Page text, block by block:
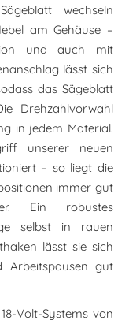
wechseln
am Gehäuse –
und auch mit
lässt sich
das Sägeblatt
Drehzahlvorwahl
in jedem Material.
unserer neuen
– so liegt die
immer gut
Ein robustes
selbst in rauen
lässt sie sich
Arbeitspausen gut
Volt-Systems von